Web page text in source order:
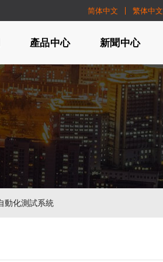
简体中文 繁体中文
產品中心 新聞中心
動化測試系統